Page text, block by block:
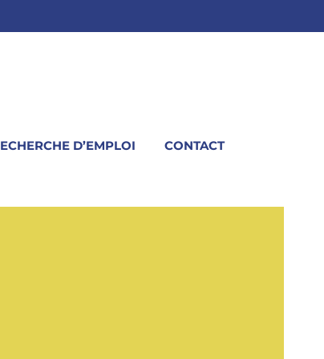
D’EMPLOI CONTACT